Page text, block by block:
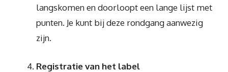
langskomen en doorloopt een lange lijst met
punten. Je kunt bij deze rondgang aanwezig
zijn.
Registratie van het label